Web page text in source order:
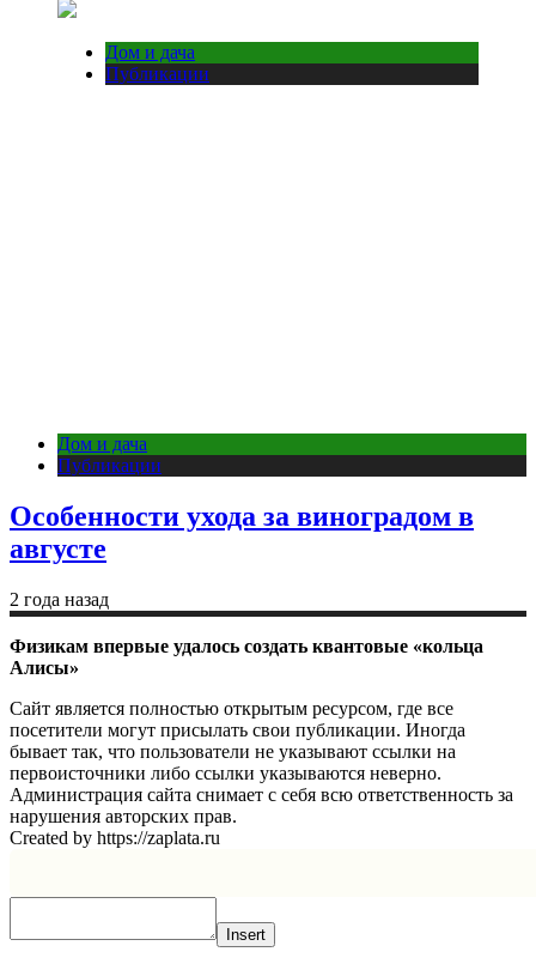
Дом и дача
Публикации
Дом и дача
Публикации
Особенности ухода за виноградом в
августе
2 года назад
Физикам впервые удалось создать квантовые «кольца
Алисы»
Сайт является полностью открытым ресурсом, где все
посетители могут присылать свои публикации. Иногда
бывает так, что пользователи не указывают ссылки на
первоисточники либо ссылки указываются неверно.
Администрация сайта снимает с себя всю ответственность за
нарушения авторских прав.
Created by https://zaplata.ru
Insert